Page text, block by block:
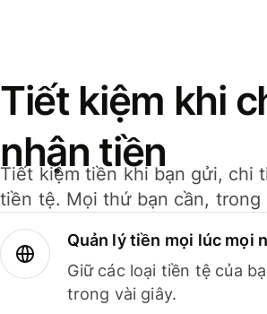
Tiết kiệm khi
nhận tiền
Tiết kiệm tiền khi bạn gửi, chi
tiền tệ. Mọi thứ bạn cần,
Quản lý tiền mọi lúc mọi
Giữ các loại tiền tệ của
trong vài giây.